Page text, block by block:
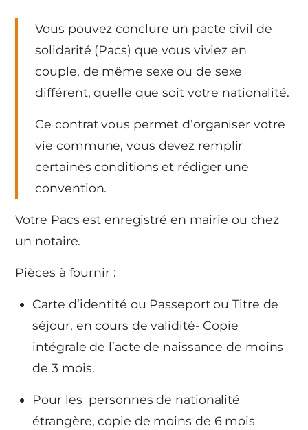
Vous pouvez conclure un pacte civil de
solidarité (Pacs) que vous viviez en
couple, de même sexe ou de sexe
différent, quelle que soit votre nationalité.
Ce contrat vous permet d’organiser votre
vie commune, vous devez remplir
certaines conditions et rédiger une
convention.
Votre Pacs est enregistré en mairie ou chez
un notaire.
Pièces à fournir :
Carte d’identité ou Passeport ou Titre de
séjour, en cours de validité- Copie
intégrale de l’acte de naissance de moins
de 3 mois.
Pour les personnes de nationalité
étrangère, copie de moins de 6 mois